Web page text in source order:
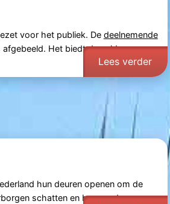
voor het publiek. De deelnemende
Het biedt de zeldzame
Lees verder
hun deuren openen om de
schatten en beroemde